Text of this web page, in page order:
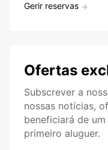
Gerir reservas
Ofertas
Subscrever a
nossas notícias,
beneficiará de
primeiro aluguer.